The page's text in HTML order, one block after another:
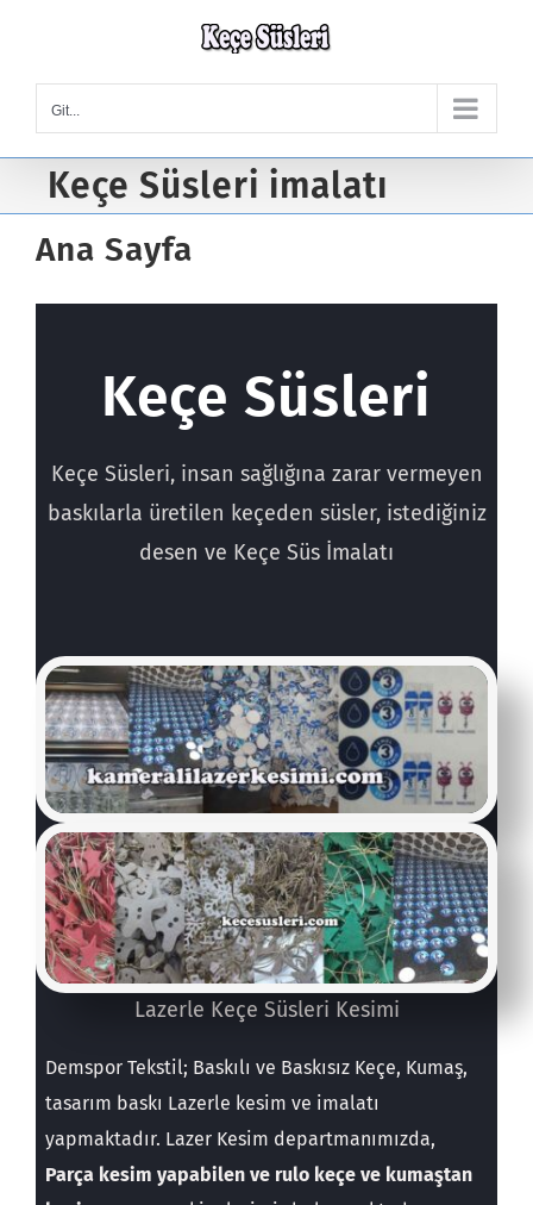
content
Git...
Keçe Süsleri imalatı
Ana Sayfa
Keçe Süsleri
Keçe Süsleri, insan sağlığına zarar vermeyen
baskılarla üretilen keçeden süsler, istediğiniz
desen ve Keçe Süs İmalatı
Lazerle Keçe Süsleri Kesimi
Demspor Tekstil; Baskılı ve Baskısız Keçe, Kumaş,
tasarım baskı Lazerle kesim ve imalatı
yapmaktadır. Lazer Kesim departmanımızda,
Parça kesim yapabilen ve rulo keçe ve kumaştan